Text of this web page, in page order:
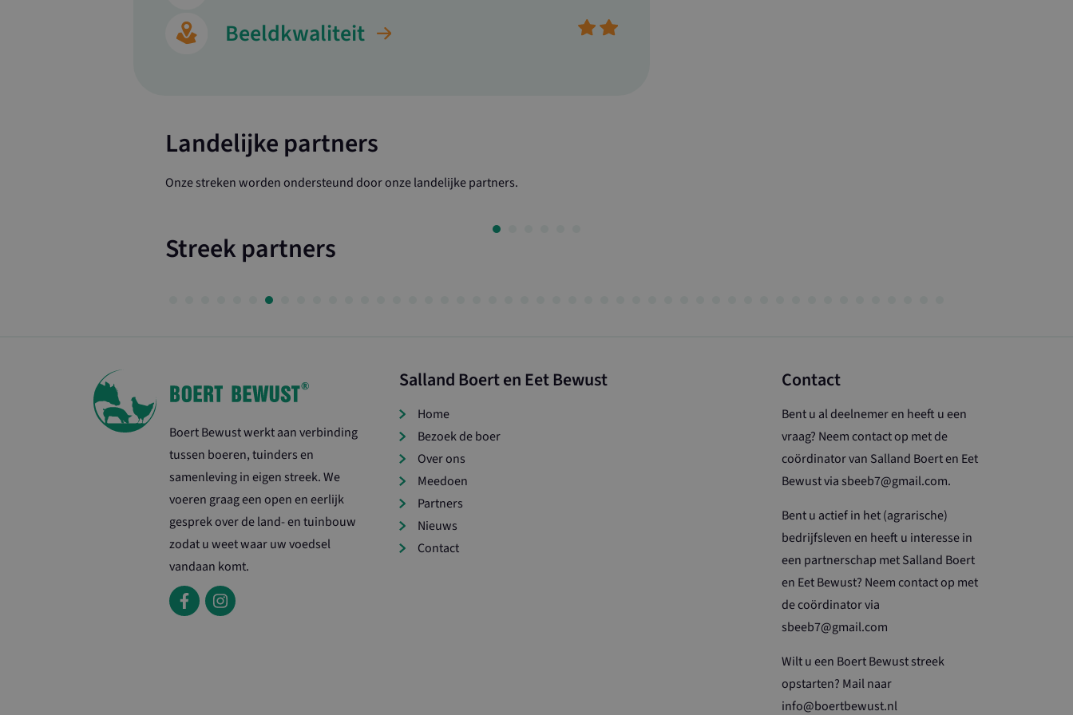
Beeldkwaliteit
Landelijke partners
Onze streken worden ondersteund door onze landelijke partners.
Streek partners
Boert Bewust werkt aan verbinding
tussen boeren, tuinders en
samenleving in eigen streek. We
voeren graag een open en eerlijk
gesprek over de land- en tuinbouw
zodat u weet waar uw voedsel
vandaan komt.
Salland Boert en Eet Bewust
Home
Bezoek de boer
Over ons
Meedoen
Partners
Nieuws
Contact
Contact
Bent u al deelnemer en heeft u een
vraag? Neem contact op met de
coördinator van Salland Boert en Eet
Bewust via sbeeb7@gmail.com.
Bent u actief in het (agrarische)
bedrijfsleven en heeft u interesse in
een partnerschap met Salland Boert
en Eet Bewust? Neem contact op met
de coördinator via
sbeeb7@gmail.com
Wilt u een Boert Bewust streek
opstarten? Mail naar
info@boertbewust.nl